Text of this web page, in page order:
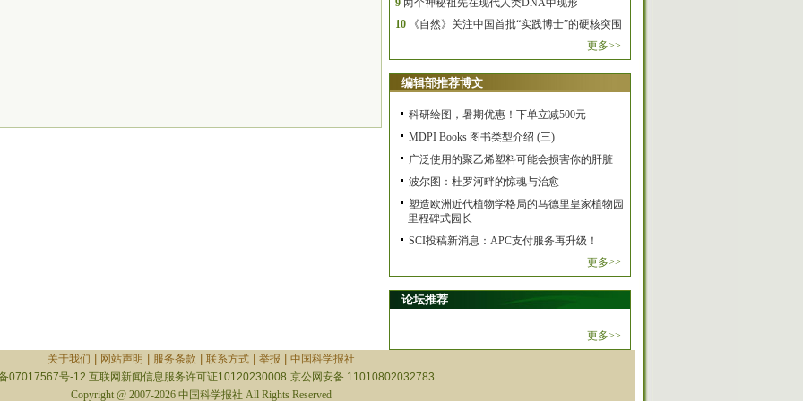
9 两个神秘祖先在现代人类DNA中现形
10
《自然》关注中国首批“实践博士”的硬核突围
更多>>
编辑部推荐博文
科研绘图，暑期优惠！下单立减500元
MDPI Books 图书类型介绍 (三)
广泛使用的聚乙烯塑料可能会损害你的肝脏
波尔图：杜罗河畔的惊魂与治愈
塑造欧洲近代植物学格局的马德里皇家植物园
里程碑式园长
SCI投稿新消息：APC支付服务再升级！
更多>>
论坛推荐
更多>>
关于我们
网站声明 服务条款 联系方式| 举报
中国科学报社
07017567号-12 互联网新闻信息服务许可证10120230008 京公网安备 11010802032783
Copyright @ 2007-2026 中国科学报社 All Rights Reserved